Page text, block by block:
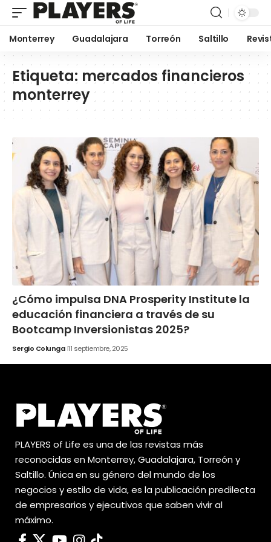
Monterrey Guadalajara Torreón Saltillo
Etiqueta: mercados financieros
monterrey
¿Cómo impulsa DNA Prosperity Institute la
educación financiera a través de su
Bootcamp Inversionistas 2025?
Sergio Colunga 11 septiembre, 2025
PLAYERS of Life es una de las revistas más
reconocidas en Monterrey, Guadalajara, Torreón y
Saltillo. Única en su género del mundo de los
negocios y estilo de vida, es la publicación predilecta
de empresarios y ejecutivos que saben vivir al
máximo.